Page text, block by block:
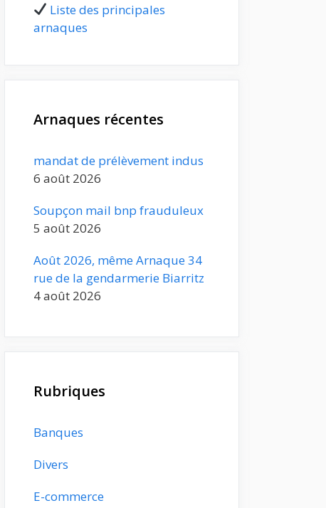
Liste des principales
arnaques
Arnaques récentes
mandat de prélèvement indus
6 août 2026
Soupçon mail bnp frauduleux
5 août 2026
Août 2026, même Arnaque 34
rue de la gendarmerie Biarritz
4 août 2026
Rubriques
Banques
Divers
E-commerce